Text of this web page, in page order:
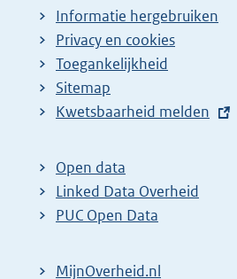
Informatie hergebruiken
Privacy en cookies
Toegankelijkheid
Sitemap
E
t
e
r
Kwetsbaarheid melden
Open data
Linked Data Overheid
PUC Open Data
MijnOverheid.nl